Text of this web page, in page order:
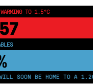
TO 1.5°C
57
SOON BE HOME TO A